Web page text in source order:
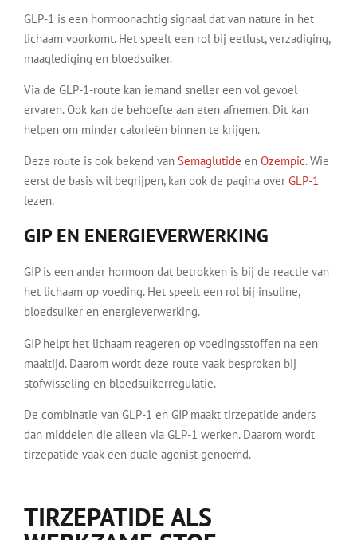
GLP-1 is een hormoonachtig signaal dat van nature in het
lichaam voorkomt. Het speelt een rol bij eetlust, verzadiging,
maaglediging en bloedsuiker.
Via de GLP-1-route kan iemand sneller een vol gevoel
ervaren. Ook kan de behoefte aan eten afnemen. Dit kan
helpen om minder calorieën binnen te krijgen.
Deze route is ook bekend van Semaglutide en Ozempic. Wie
eerst de basis wil begrijpen, kan ook de pagina over GLP-1
lezen.
GIP EN ENERGIEVERWERKING
GIP is een ander hormoon dat betrokken is bij de reactie van
het lichaam op voeding. Het speelt een rol bij insuline,
bloedsuiker en energieverwerking.
GIP helpt het lichaam reageren op voedingsstoffen na een
maaltijd. Daarom wordt deze route vaak besproken bij
stofwisseling en bloedsuikerregulatie.
De combinatie van GLP-1 en GIP maakt tirzepatide anders
dan middelen die alleen via GLP-1 werken. Daarom wordt
tirzepatide vaak een duale agonist genoemd.
TIRZEPATIDE ALS